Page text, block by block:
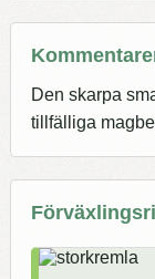
Den skarpa
tillfälliga